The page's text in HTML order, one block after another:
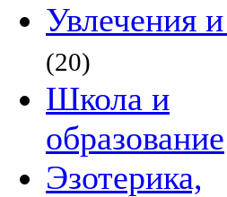
Увлечения
(20)
Школа и
образование
Эзотерика,